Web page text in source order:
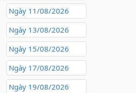
Ngày 11/08/2026
Ngày 13/08/2026
Ngày 15/08/2026
Ngày 17/08/2026
Ngày 19/08/2026